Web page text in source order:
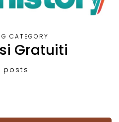
CATEGORY
Gratuiti
posts